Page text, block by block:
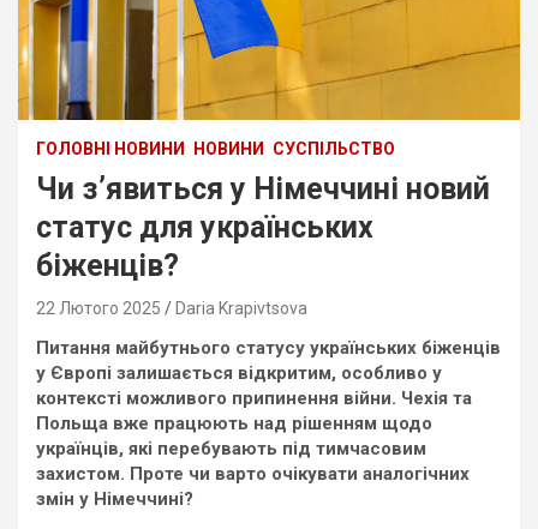
ГОЛОВНІ НОВИНИ НОВИНИ СУСПІЛЬСТВО
Чи зʼявиться у Німеччині новий
статус для українських
біженців?
22 Лютого 2025 Daria Krapivtsova
Питання майбутнього статусу українських біженців
у Європі залишається відкритим, особливо у
контексті можливого припинення війни. Чехія та
Польща вже працюють над рішенням щодо
українців, які перебувають під тимчасовим
захистом. Проте чи варто очікувати аналогічних
змін у Німеччині?